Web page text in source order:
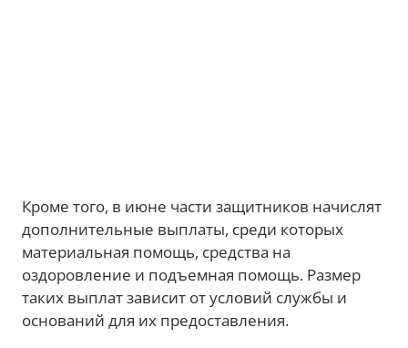
Кроме того, в июне части защитников начислят
дополнительные выплаты, среди которых
материальная помощь, средства на
оздоровление и подъемная помощь. Размер
таких выплат зависит от условий службы и
оснований для их предоставления.